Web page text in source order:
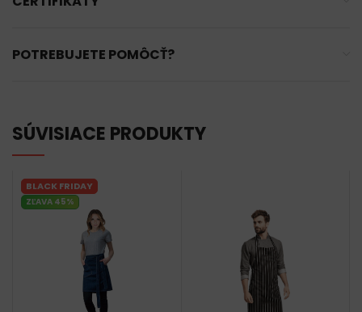
POTREBUJETE POMÔCŤ?
SÚVISIACE PRODUKTY
BLACK FRIDAY
ZĽAVA 45%